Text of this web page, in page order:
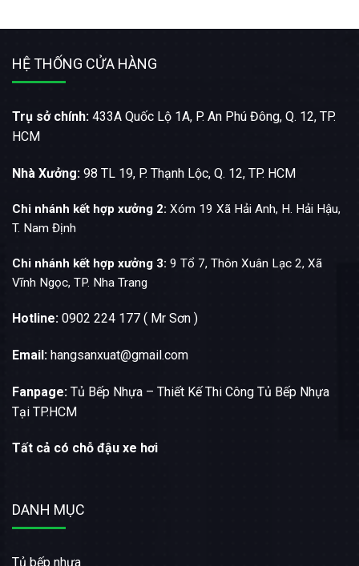
HỆ THỐNG CỬA HÀNG
Trụ sở chính: 433A Quốc Lộ 1A, P. An Phú Đông, Q. 12, TP.
HCM
Nhà Xưởng: 98 TL 19, P. Thạnh Lộc, Q. 12, TP. HCM
Chi nhánh kết hợp xưởng 2: Xóm 19 Xã Hải Anh, H. Hải Hậu,
T. Nam Định
Chi nhánh kết hợp xưởng 3: 9 Tổ 7, Thôn Xuân Lạc 2, Xã
Vĩnh Ngọc, TP. Nha Trang
Hotline: 0902 224 177 ( Mr Sơn )
Email: hangsanxuat@gmail.com
Fanpage: Tủ Bếp Nhựa – Thiết Kế Thi Công Tủ Bếp Nhựa
Tại TP.HCM
Tất cả có chỗ đậu xe hơi
DANH MỤC
Tủ bếp nhựa